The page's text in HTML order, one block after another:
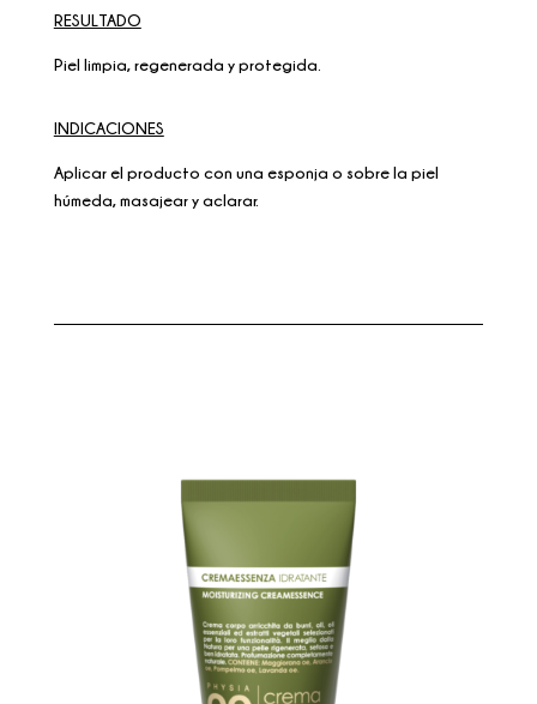
RESULTADO
Piel limpia, regenerada y protegida.
INDICACIONES
Aplicar el producto con una esponja o sobre la piel
húmeda, masajear y aclarar.